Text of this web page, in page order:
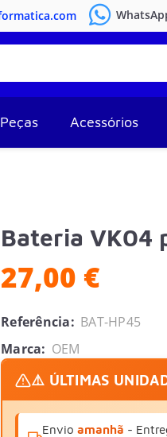
Peças Acessórios
Bateria VK04
27,00 €
Referência: BAT-HP45
Marca: OEM
⚠️ ÚLTIMAS
Envio amanhã -